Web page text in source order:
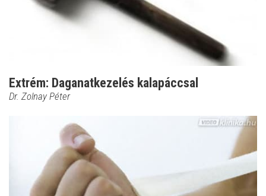
Extrém: Daganatkezelés kalapáccsal
Dr. Zolnay Péter